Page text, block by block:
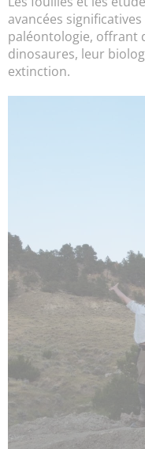
avancées
paléontologie, offrant
dinosaures, leur
extinction.